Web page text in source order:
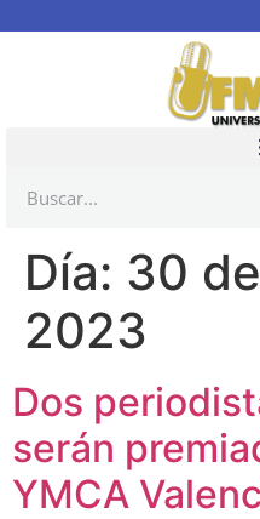
Día: 30
2023
Dos
serán
YMCA